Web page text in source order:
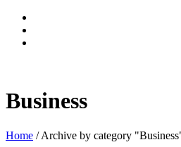
Business
Home /Archive by category